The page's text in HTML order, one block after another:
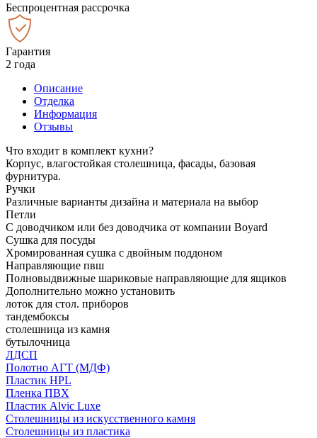
Беспроцентная рассрочка
Гарантия
2 года
Описание
Отделка
Информация
Отзывы
Что входит в комплект кухни?
Корпус, влагостойкая столешница, фасады, базовая
фурнитура.
Ручки
Различные варианты дизайна и материала на выбор
Петли
С доводчиком или без доводчика от компании Boyard
Сушка для посуды
Хромированная сушка с двойным поддоном
Направляющие пвш
Полновыдвижные шариковые направляющие для ящиков
Дополнительно можно установить
лоток для стол. приборов
тандембоксы
столешница из камня
бутылочница
ЛДСП
Полотно АГТ (МДФ)
Пластик HPL
Пленка ПВХ
Пластик Alvic Luxe
Столешницы из искусственного камня
Столешницы из пластика